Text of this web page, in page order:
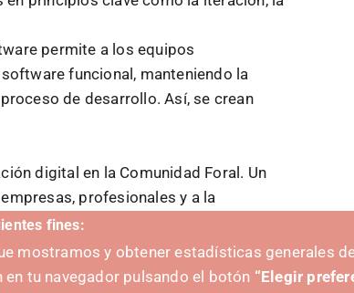
permite a los equipos
funcional, manteniendo la
de desarrollo. Así, se crean
digital en la Comunidad Foral. Un
profesionales y a la
digital.
nuestro catálogoocontactando
fines:
mostramos y obtener estadísticas generales
tu navegador pulsando el botón “Elegir